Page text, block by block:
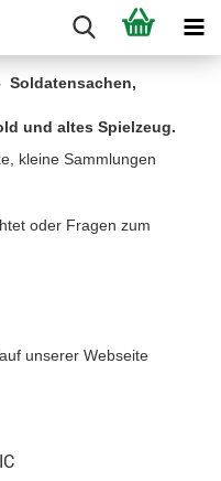
Soldatensachen,
und altes Spielzeug.
kleine Sammlungen
oder Fragen zum
auf unserer Webseite